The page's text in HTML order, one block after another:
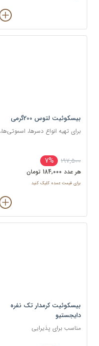
بیسکوئیت لتوس 200گرمی
برای تهیه انواع دسرها، اسموتی‌ها،
197,500
7%
هر عدد 184,000 تومان
برای قیمت عمده کلیک کنید
بیسکوئیت کرمدار تک نفره
دایجستیو
مناسب برای پذیرایی